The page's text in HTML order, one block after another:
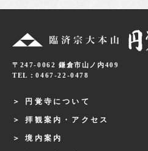
〒247-0062 鎌倉市山ノ内409
TEL：0467-22-0478
円覚寺について
拝観案内・アクセス
境内案内